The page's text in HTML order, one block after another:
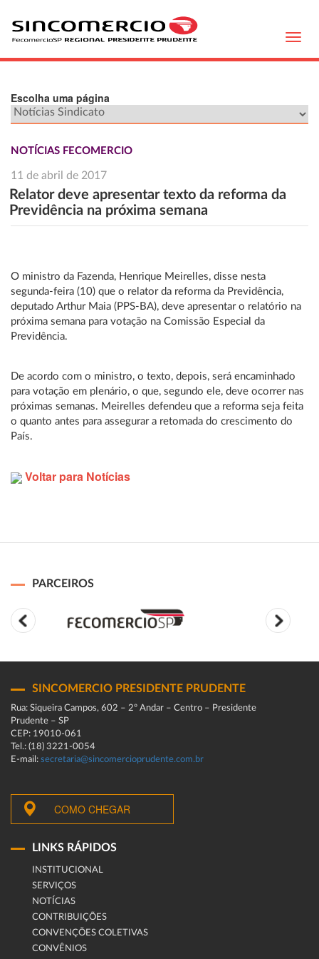
Escolha uma página
NOTÍCIAS FECOMERCIO
11 de abril de 2017
Relator deve apresentar texto da reforma da
Previdência na próxima semana
O ministro da Fazenda, Henrique Meirelles, disse nesta
segunda-feira (10) que o relator da reforma da Previdência,
deputado Arthur Maia (PPS-BA), deve apresentar o relatório na
próxima semana para votação na Comissão Especial da
Previdência.
De acordo com o ministro, o texto, depois, será encaminhado
para votação em plenário, o que, segundo ele, deve ocorrer nas
próximas semanas. Meirelles defendeu que a reforma seja feita
o quanto antes para assegurar a retomada do crescimento do
País.
Voltar para Notícias
PARCEIROS
SINCOMERCIO PRESIDENTE PRUDENTE
Rua: Siqueira Campos, 602 – 2º Andar – Centro – Presidente
Prudente – SP
CEP: 19010-061
Tel.: (18) 3221-0054
E-mail: secretaria@sincomercioprudente.com.br
COMO CHEGAR
LINKS RÁPIDOS
INSTITUCIONAL
SERVIÇOS
NOTÍCIAS
CONTRIBUIÇÕES
CONVENÇÕES COLETIVAS
CONVÊNIOS